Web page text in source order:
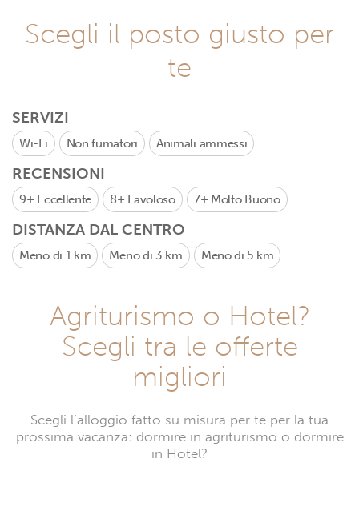
Scegli il posto giusto per
te
SERVIZI
Wi-Fi Non fumatori Animali ammessi
RECENSIONI
9+ Eccellente 8+ Favoloso 7+ Molto Buono
DISTANZA DAL CENTRO
Meno di 1 km Meno di 3 km Meno di 5 km
Agriturismo o Hotel?
Scegli tra le offerte
migliori
Scegli l’alloggio fatto su misura per te per la tua
prossima vacanza: dormire in agriturismo o dormire
in Hotel?